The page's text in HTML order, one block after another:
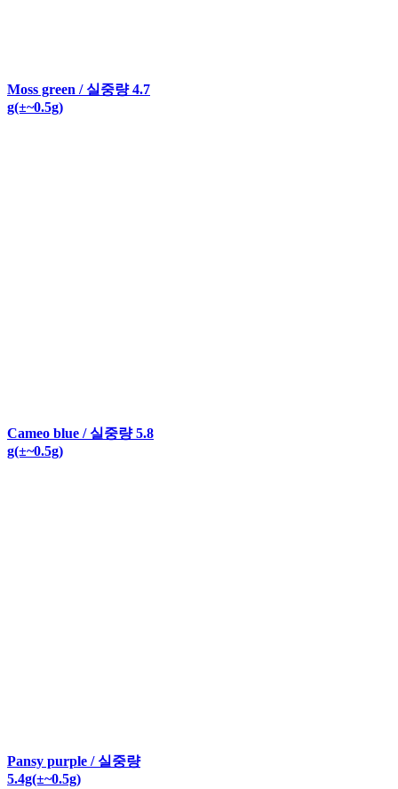
Moss green / 실중량 4.7
g(±~0.5g)
Cameo blue / 실중량 5.8
g(±~0.5g)
Pansy purple / 실중량
5.4g(±~0.5g)